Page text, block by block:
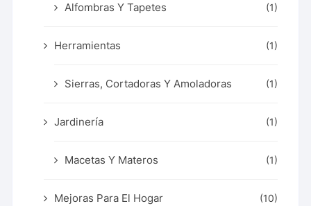
Alfombras Y Tapetes (1)
Herramientas (1)
Sierras, Cortadoras Y Amoladoras (1)
Jardinería (1)
Macetas Y Materos (1)
Mejoras Para El Hogar (10)